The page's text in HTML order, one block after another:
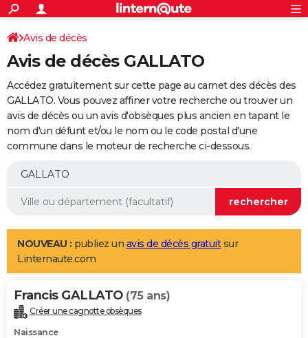
ACTUALITÉS
Politique
Société
Faits Divers
Education
Monde
Villes
+
SPORT
Coupe du monde 2026
Football
Tennis
Cyclisme
Rugby
Forum
Programme TV
TNT
Streaming
Cinéma
Sorties cinéma
Musique
+
FINANCE
Retraite
Epargne
Immobilier
Risques naturels par ville
Banque
Assurance
AUTO
Essais
Réserver un essai
Citadines
Berlines
SUV
Forum auto
+
Mobiles
Meilleur smartphone
Internet
Ordinateurs
Jeux vidéo
Guide high-tech
Aménagement intérieur
LIFESTYLE
Art de vivre
Bien-être
Loisirs
Mode
Modes de vie
Alimentation
Guide de la santé
Maladies
Médicaments
Sommeil
VOYAGE
Destinations
City break
Voyage nature
Voyage de noces
Forum
Climat
+PHOTO
Avis de décès
Avis de décès GALLATO
Accédez gratuitement sur cette page au carnet des décès des
GALLATO. Vous pouvez affiner votre recherche ou trouver un
avis de décès ou un avis d'obsèques plus ancien en tapant le
nom d'un défunt et/ou le nom ou le code postal d'une
commune dans le moteur de recherche ci-dessous.
NOUVEAU : publiez un avis de décès gratuitsur
Linternaute.com
Francis GALLATO (75 ans)
Créer une cagnotte obsèques
Naissance